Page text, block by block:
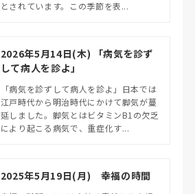
とされています。この季節を表...
2026年5月14日(木) 「病気を診ず
して病人を診よ」
「病気を診ずして病人を診よ」日本では
江戸時代から明治時代にかけて脚気が蔓
延しました。脚気とはビタミンB1の欠乏
により起こる病気で、重症化す...
2025年5月19日(月) 幸福の時間